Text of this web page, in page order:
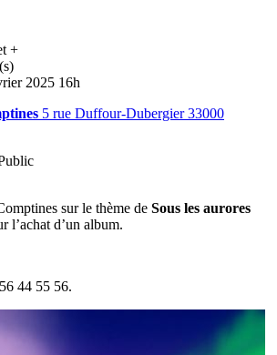
+
2025 16h
5 rue Duffour-Dubergier 33000
sur le thème de Sous les aurores
l’achat d’un album.
44 55 56.